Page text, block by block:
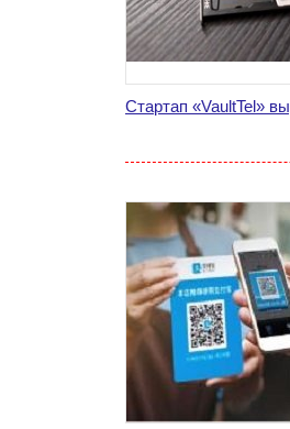
Стартап «VaultTel»